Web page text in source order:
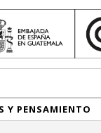
Y PENSAMIENTO